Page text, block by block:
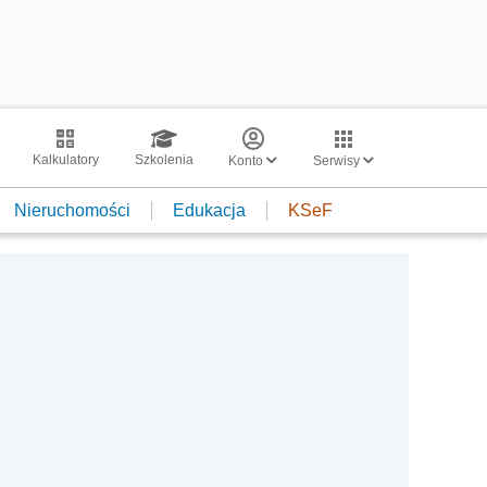
Kalkulatory Szkolenia Konto Serwisy
Nieruchomości Edukacja KSeF